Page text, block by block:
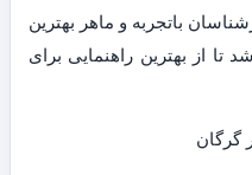
باتجربه و ماهر بهترین
تا از بهترین راهنمایی برای
گرگان